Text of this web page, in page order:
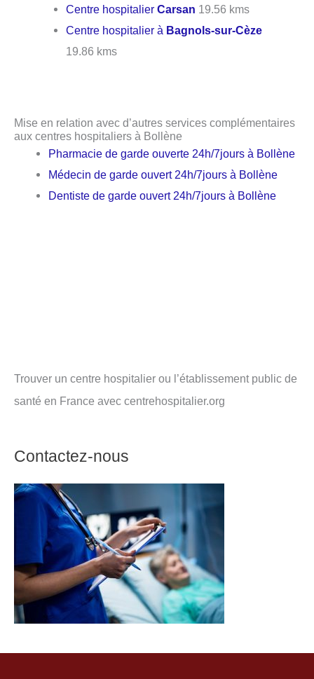
Centre hospitalierCarsan 19.56 kms
Centre hospitalier à Bagnols-sur-Cèze
19.86 kms
Mise en relation avec d’autres services complémentaires
aux centres hospitaliers à Bollène
Pharmacie de garde ouverte 24h/7jours à Bollène
Médecin de garde ouvert 24h/7jours à Bollène
Dentiste de garde ouvert 24h/7jours à Bollène
Trouver un centre hospitalier ou l’établissement public de
santé en France avec centrehospitalier.org
Contactez-nous